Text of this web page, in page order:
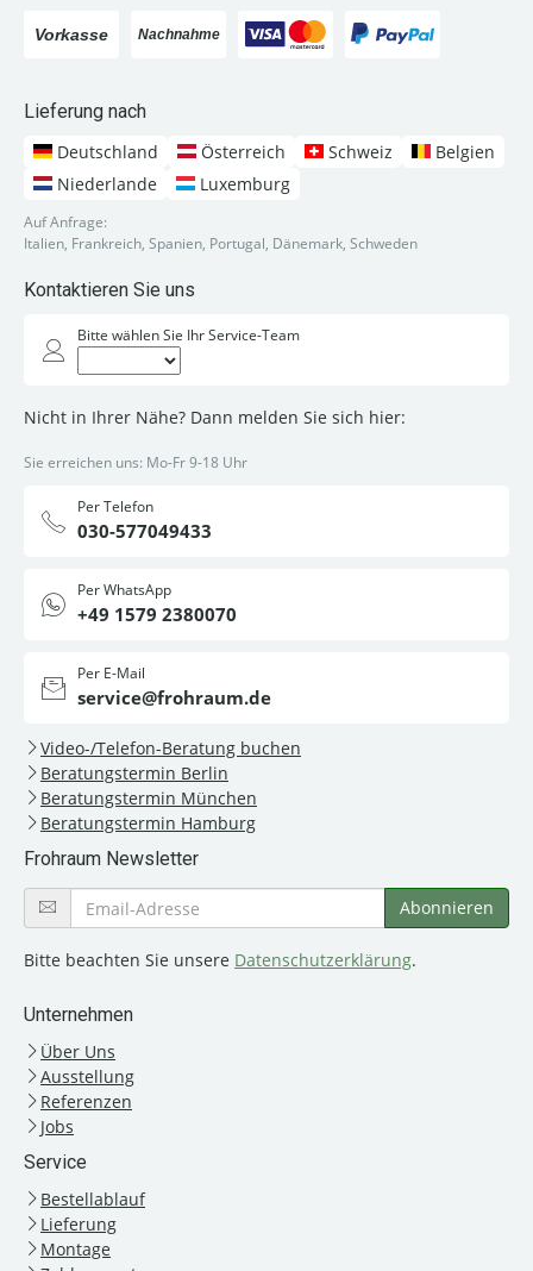
Lieferung nach
Deutschland
Österreich Schweiz
Belgien
Niederlande
Luxemburg
Auf Anfrage:
Italien, Frankreich, Spanien, Portugal, Dänemark, Schweden
Kontaktieren Sie uns
Bitte wählen Sie Ihr Service-Team
Nicht in Ihrer Nähe? Dann melden Sie sich hier:
Sie erreichen uns: Mo-Fr 9-18 Uhr
Per Telefon
030-577049433
Per WhatsApp
+49 1579 2380070
Per E-Mail
service@frohraum.de
Video-/Telefon-Beratung buchen
Beratungstermin Berlin
Beratungstermin München
Beratungstermin Hamburg
Frohraum Newsletter
Bitte beachten Sie unsere Datenschutzerklärung.
Unternehmen
Über Uns
Ausstellung
Referenzen
Jobs
Service
Bestellablauf
Lieferung
Montage